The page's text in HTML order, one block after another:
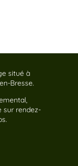
situé à
Bresse.
sur rendez-